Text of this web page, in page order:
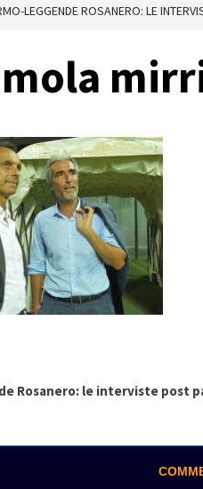
LEGGENDE ROSANERO: LE
Rosanero: le interviste post